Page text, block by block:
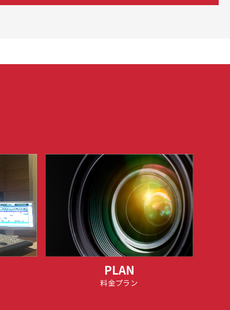
PLAN
料金プラン